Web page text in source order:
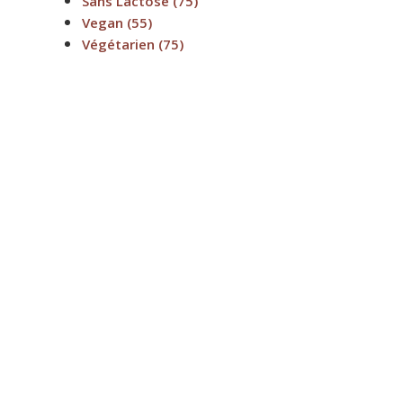
Vegan (55)
Végétarien (75)